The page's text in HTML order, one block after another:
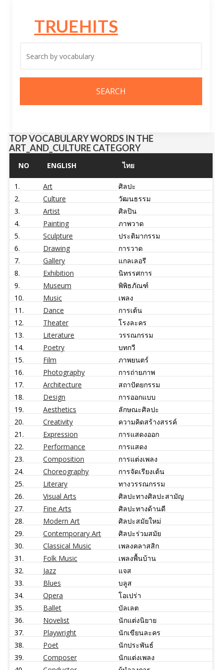
TRUEHITS
TOP VOCABULARY WORDS IN THE
ART_AND_CULTURE CATEGORY
NO ENGLISH ไทย
1. Art
ศิลปะ
2.
Culture
วัฒนธรรม
3.
Artist
ศิลปิน
4.
Painting
ภาพวาด
5.
Sculpture
ประติมากรรม
6.
Drawing
การวาด
7.
Gallery
แกลเลอรี
8.
Exhibition
นิทรรศการ
9.
Museum
พิพิธภัณฑ์
10.
Music
เพลง
11.
Dance
การเต้น
12.
Theater
โรงละคร
13.
Literature
วรรณกรรม
14.
Poetry
บทกวี
15.
Film
ภาพยนตร์
16.
Photography
การถ่ายภาพ
17.
Architecture
สถาปัตยกรรม
18.
Design
การออกแบบ
19.
Aesthetics
ลักษณะศิลปะ
20.
Creativity
ความคิดสร้างสรรค์
21.
Expression
การแสดงออก
22.
Performance
การแสดง
23.
Composition
การแต่งเพลง
24.
Choreography
การจัดเรียงเต้น
25.
Literary
ทางวรรณกรรม
26.
Visual Arts
ศิลปะทางศิลปะสามัญ
27.
Fine Arts
ศิลปะทางด้านดี
28.
Modern Art
ศิลปะสมัยใหม่
29.
Contemporary Art
ศิลปะร่วมสมัย
30.
Classical Music
เพลงคลาสสิก
31.
Folk Music
เพลงพื้นบ้าน
32.
Jazz
แจส
33.
Blues
บลูส
34.
Opera
โอเปร่า
35.
Ballet
บัลเลต
36.
Novelist
นักแต่งนิยาย
37.
Playwright
นักเขียนละคร
38.
Poet
นักประพันธ์
39.
Composer
นักแต่งเพลง